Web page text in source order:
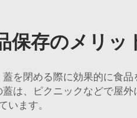
保存のメリッ
を閉める際に効果的に食
は、ピクニックなどで屋
います。